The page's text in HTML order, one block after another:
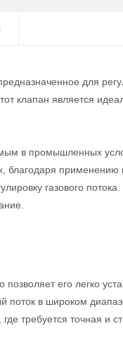
для
клапан является
в промышленных
благодаря применению
газового
его легко
поток в широком
требуется точная и